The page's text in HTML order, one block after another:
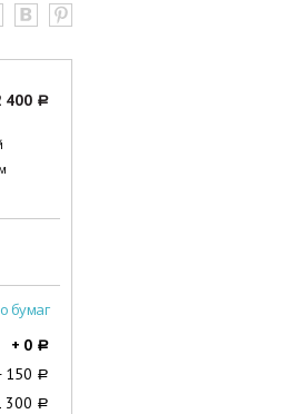
400 a
бумаг
+ 0 a
150 a
300 a